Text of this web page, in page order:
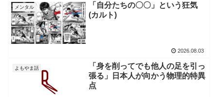
メンタル
「自分たちの〇〇」という狂気
(カルト)
2026.08.03
よもやま話
「身を削ってでも他人の足を引っ
張る」日本人が向かう物理的特異
点